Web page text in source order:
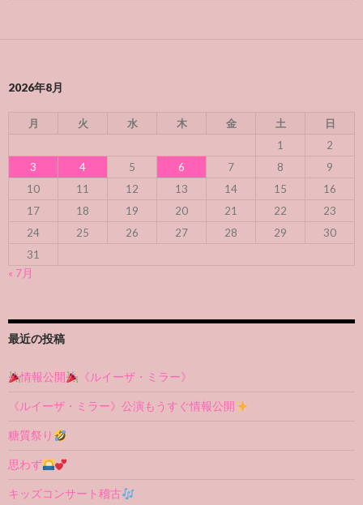
2026年8月
月 火 水 木 金 土
日
1
2
3
4 5 6 7 8
9
10
11 12 13 14 15
16
17
18 19 20 21 22
23
24
25 26 27 28 29
30
31
« 7月
最近の投稿
情報公開 《ルイーザ・ミラー》
《ルイーザ・ミラー》公演もうすぐ情報公開
糖質祭り
思わず
キッズコンサート稽古